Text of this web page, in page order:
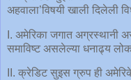
अहवाला’विषयी खाली दिलेली
I. अमेरिका जगात अग्रस्थानी
समाविष्ट असलेल्या धनाढ्य
II. क्रेडिट सुइस ग्रुप ही